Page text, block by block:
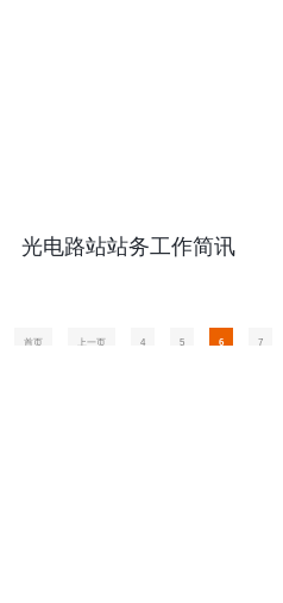
光电路站站务工作简讯
首页 上一页 4 5 6 7